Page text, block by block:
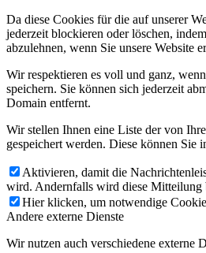
Da diese Cookies für die auf unserer
jederzeit blockieren oder löschen,
abzulehnen, wenn Sie unsere Website
Wir respektieren es voll und ganz,
speichern. Sie können sich jederzeit
Domain entfernt.
Wir stellen Ihnen eine Liste der von
gespeichert werden. Diese können Sie
Aktivieren, damit die
wird. Andernfalls wird diese Mitteilung
Hier klicken, um notwendige
Andere externe Dienste
Wir nutzen auch verschiedene externe